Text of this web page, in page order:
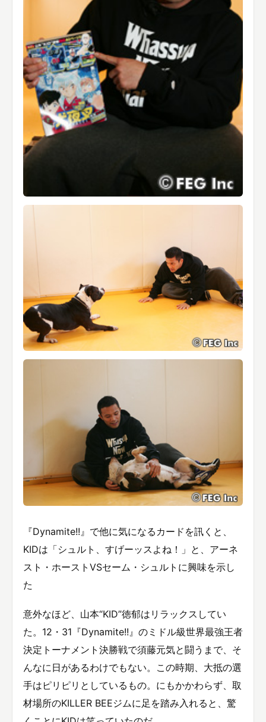
『Dynamite!!』で他に気になるカードを訊くと、
KIDは「シュルト、すげーッスよね！」と、アーネ
スト・ホーストVSセーム・シュルトに興味を示し
た
意外なほど、山本“KID”徳郁はリラックスしてい
た。12・31『Dynamite!!』のミドル級世界最強王者
決定トーナメント決勝戦で須藤元気と闘うまで、そ
んなに日があるわけでもない。この時期、大抵の選
手はピリピリとしているもの。にもかかわらず、取
材場所のKILLER BEEジムに足を踏み入れると、驚